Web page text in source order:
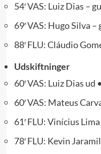
54′ VAS: Luiz Dias –
69′ VAS: Hugo Silva –
88′ FLU: Cláudio
Udskiftninger
60′ VAS: Luiz Dias ud
60′ VAS: Mateus
61′ FLU: Vinícius
78′ FLU: Kevin